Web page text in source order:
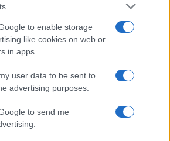
to enable storage
like cookies on web or
in apps.
user data to be sent to
advertising purposes.
to send me
decisivo
più evidente quando la
su strumenti democratici
– penale per la
nella nostra analisi – il